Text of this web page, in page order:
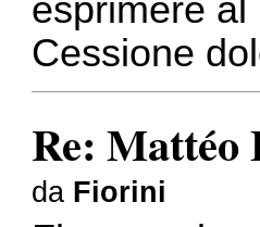
esprimere
Cessione
Re: Mattéo
da Fiorini